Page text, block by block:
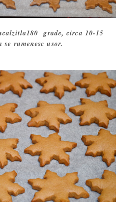
grade, circa 10-15
rumenesc usor.